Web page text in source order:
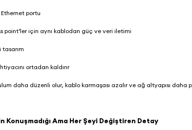
portu
point’ler için aynı kablodan güç ve veri iletimi
ortadan kaldırır
daha düzenli olur, kablo karmaşası azalır ve ağ altyapısı daha
Konuşmadığı Ama Her Şeyi Değiştiren Detay